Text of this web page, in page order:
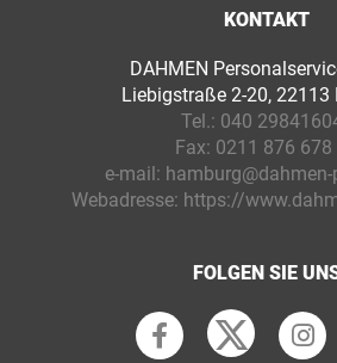
KONTAKT
DAHMEN
Liebigstraße 2-20, 22113
Tel.: 040
Fax: 0211 876 678
e-mail:
Webadresse: https://
FOLGEN SIE